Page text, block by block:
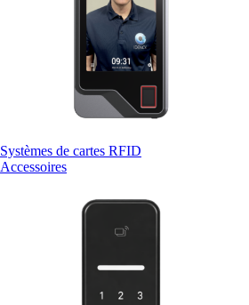
Systèmes de cartes RFID
Accessoires